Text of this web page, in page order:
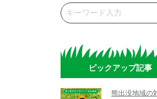
ピックアップ記事
熊出没地域の